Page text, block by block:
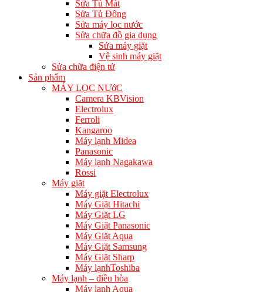
Sửa Tủ Mát
Sửa Tủ Đông
Sửa máy lọc nước
Sửa chữa đồ gia dụng
Sửa máy giặt
Vệ sinh máy giặt
Sửa chữa điện tử
Sản phẩm
MÁY LỌC NƯớC
Camera KBVision
Electrolux
Ferroli
Kangaroo
Máy lạnh Midea
Panasonic
Máy lạnh Nagakawa
Rossi
Máy giặt
Máy giặt Electrolux
Máy Giặt Hitachi
Máy Giặt LG
Máy Giặt Panasonic
Máy Giặt Aqua
Máy Giặt Samsung
Máy Giặt Sharp
Máy lạnhToshiba
Máy lạnh – điều hòa
Máy lạnh Aqua